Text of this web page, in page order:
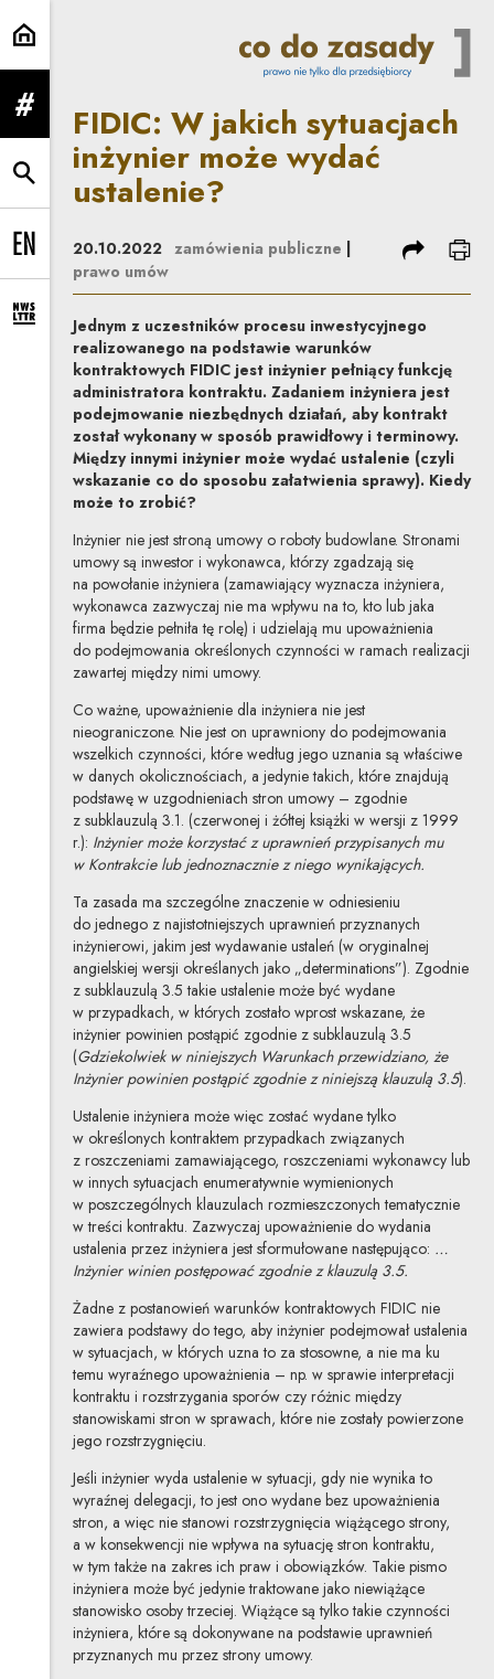
FIDIC: W jakich sytuacjach
rozwiń menu
rozwiń wyszukiwarkę
Change language to EN
rozwiń formularz zapisu na newsletter
FIDIC: W jakich sytuacjach
inżynier może wydać
ustalenie?
20.10.2022 zamówienia publiczne
prawo umów
podziel się
Jednym z uczestników procesu inwestycyjnego
realizowanego na podstawie warunków
kontraktowych FIDIC jest inżynier pełniący funkcję
administratora kontraktu. Zadaniem inżyniera jest
podejmowanie niezbędnych działań, aby kontrakt
został wykonany w sposób prawidłowy i terminowy.
Między innymi inżynier może wydać ustalenie (czyli
wskazanie co do sposobu załatwienia sprawy). Kiedy
może to zrobić?
Inżynier nie jest stroną umowy o roboty budowlane. Stronami
umowy są inwestor i wykonawca, którzy zgadzają się
na powołanie inżyniera (zamawiający wyznacza inżyniera,
wykonawca zazwyczaj nie ma wpływu na to, kto lub jaka
firma będzie pełniła tę rolę) i udzielają mu upoważnienia
do podejmowania określonych czynności w ramach realizacji
zawartej między nimi umowy.
Co ważne, upoważnienie dla inżyniera nie jest
nieograniczone. Nie jest on uprawniony do podejmowania
wszelkich czynności, które według jego uznania są właściwe
w danych okolicznościach, a jedynie takich, które znajdują
podstawę w uzgodnieniach stron umowy – zgodnie
z subklauzulą 3.1. (czerwonej i żółtej książki w wersji z 1999
r.): Inżynier może korzystać z uprawnień przypisanych mu
w Kontrakcie lub jednoznacznie z niego wynikających.
Ta zasada ma szczególne znaczenie w odniesieniu
do jednego z najistotniejszych uprawnień przyznanych
inżynierowi, jakim jest wydawanie ustaleń (w oryginalnej
angielskiej wersji określanych jako „determinations”). Zgodnie
z subklauzulą 3.5 takie ustalenie może być wydane
w przypadkach, w których zostało wprost wskazane, że
inżynier powinien postąpić zgodnie z subklauzulą 3.5
(Gdziekolwiek w niniejszych Warunkach przewidziano, że
Inżynier powinien postąpić zgodnie z niniejszą klauzulą 3.5).
Ustalenie inżyniera może więc zostać wydane tylko
w określonych kontraktem przypadkach związanych
z roszczeniami zamawiającego, roszczeniami wykonawcy lub
w innych sytuacjach enumeratywnie wymienionych
w poszczególnych klauzulach rozmieszczonych tematycznie
w treści kontraktu. Zazwyczaj upoważnienie do wydania
ustalenia przez inżyniera jest sformułowane następująco: …
Inżynier winien postępować zgodnie z klauzulą 3.5.
Żadne z postanowień warunków kontraktowych FIDIC nie
zawiera podstawy do tego, aby inżynier podejmował ustalenia
w sytuacjach, w których uzna to za stosowne, a nie ma ku
temu wyraźnego upoważnienia – np. w sprawie interpretacji
kontraktu i rozstrzygania sporów czy różnic między
stanowiskami stron w sprawach, które nie zostały powierzone
jego rozstrzygnięciu.
Jeśli inżynier wyda ustalenie w sytuacji, gdy nie wynika to
wyraźnej delegacji, to jest ono wydane bez upoważnienia
stron, a więc nie stanowi rozstrzygnięcia wiążącego strony,
a w konsekwencji nie wpływa na sytuację stron kontraktu,
w tym także na zakres ich praw i obowiązków. Takie pismo
inżyniera może być jedynie traktowane jako niewiążące
stanowisko osoby trzeciej. Wiążące są tylko takie czynności
inżyniera, które są dokonywane na podstawie uprawnień
przyznanych mu przez strony umowy.